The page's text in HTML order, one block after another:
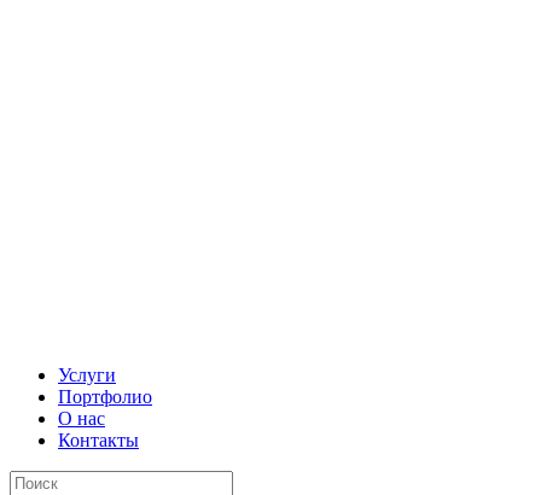
Услуги
Портфолио
О нас
Контакты